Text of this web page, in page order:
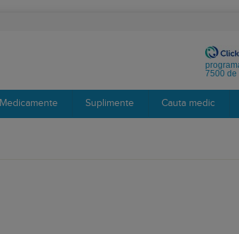
7500 de
Medicamente Suplimente Cauta medic